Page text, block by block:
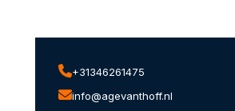
+31346261475
info@agevanthoff.nl